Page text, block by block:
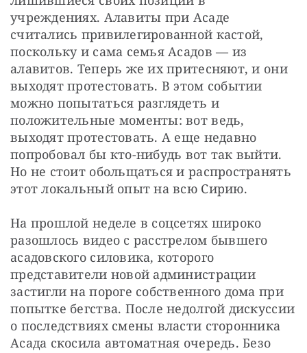
учреждениях. Алавиты при Асаде
считались привилегированной кастой,
поскольку и сама семья Асадов — из
алавитов. Теперь же их притесняют, и они
выходят протестовать. В этом событии
можно попытаться разглядеть и
положительные моменты: вот ведь,
выходят протестовать. А еще недавно
попробовал бы кто-нибудь вот так выйти.
Но не стоит обольщаться и распространять
этот локальный опыт на всю Сирию.
На прошлой неделе в соцсетях широко
разошлось видео с расстрелом бывшего
асадовского силовика, которого
представители новой администрации
застигли на пороге собственного дома при
попытке бегства. После недолгой дискуссии
о последствиях смены власти сторонника
Асада скосила автоматная очередь. Безо